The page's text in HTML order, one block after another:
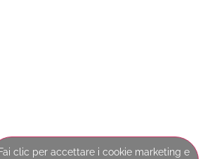
Fai clic per accettare i cookie marketing e